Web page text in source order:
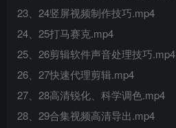
23、24竖屏视频制作技巧.mp4
24、25打马赛克.mp4
25、26剪辑软件声音处理技巧.mp4
26、27快速代理剪辑.mp4
27、28高清锐化、科学调色.mp4
28、29合集视频高清导出.mp4